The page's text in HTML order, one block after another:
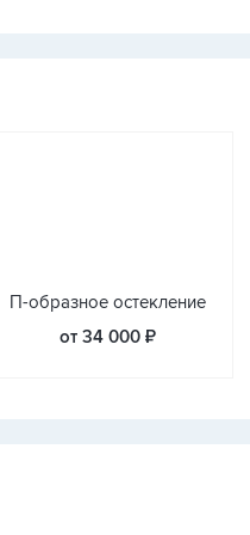
П-образное остекление
от 34 000 ₽